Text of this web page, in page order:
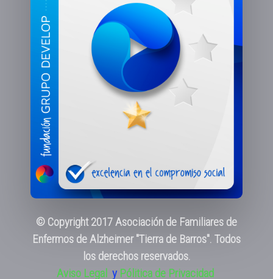
© Copyright 2017 Asociación de Familiares de
Enfermos de Alzheimer "Tierra de Barros". Todos
los derechos reservados.
Aviso Legal y Pólitica de Privacidad